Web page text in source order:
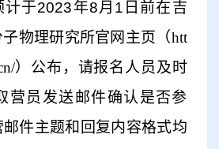
计于2023年8月 1 日前在吉
物理研究所官网 主页 （htt
） 公布，请报名人员及时
营员发送邮件确认是否参
邮件主题和回复内容格式均